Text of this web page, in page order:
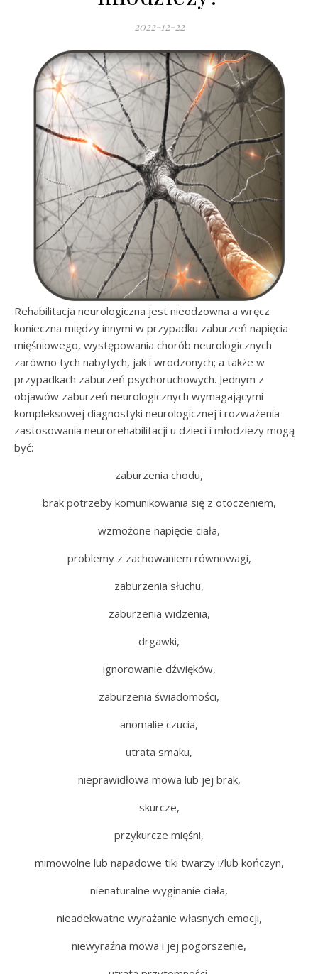
2022-12-22
Rehabilitacja neurologiczna jest nieodzowna a wręcz
konieczna między innymi w przypadku zaburzeń napięcia
mięśniowego, występowania chorób neurologicznych
zarówno tych nabytych, jak i wrodzonych; a także w
przypadkach zaburzeń psychoruchowych. Jednym z
objawów zaburzeń neurologicznych wymagającymi
kompleksowej diagnostyki neurologicznej i rozważenia
zastosowania neurorehabilitacji u dzieci i młodzieży mogą
być:
zaburzenia chodu,
brak potrzeby komunikowania się z otoczeniem,
wzmożone napięcie ciała,
problemy z zachowaniem równowagi,
zaburzenia słuchu,
zaburzenia widzenia,
drgawki,
ignorowanie dźwięków,
zaburzenia świadomości,
anomalie czucia,
utrata smaku,
nieprawidłowa mowa lub jej brak,
skurcze,
przykurcze mięśni,
mimowolne lub napadowe tiki twarzy i/lub kończyn,
nienaturalne wyginanie ciała,
nieadekwatne wyrażanie własnych emocji,
niewyraźna mowa i jej pogorszenie,